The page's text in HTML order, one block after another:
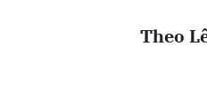
Theo